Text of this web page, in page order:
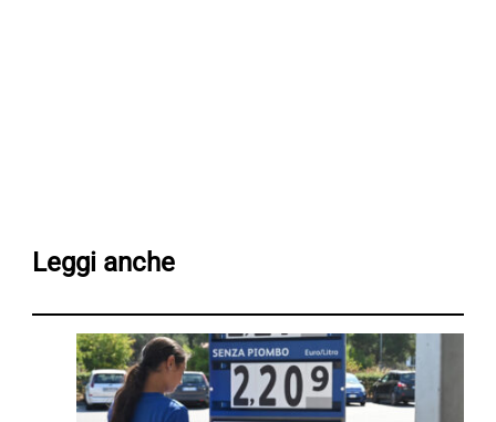
Leggi anche